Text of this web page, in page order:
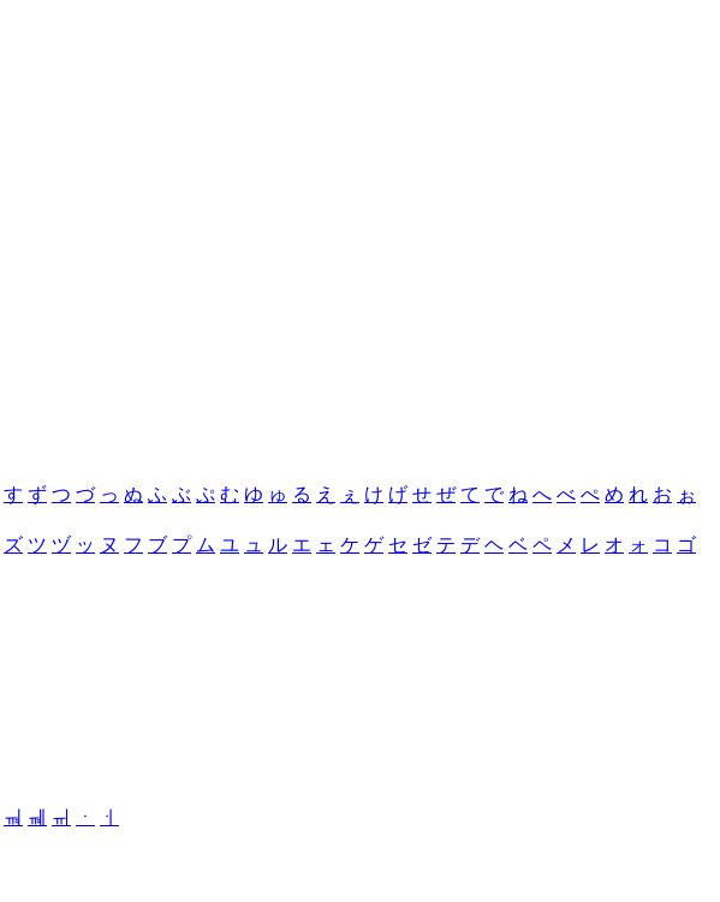
す ず つ づ っ ぬ ふ ぶ ぷ む ゆ ゅ る え ぇ け げ せ ぜ て で ね へ べ ぺ め れ お ぉ
ズ ツ ヅ ッ ヌ フ ブ プ ム ユ ュ ル エ ェ ケ ゲ セ ゼ テ デ ヘ ベ ペ メ レ オ ォ コ ゴ
ㆊ ㆋ ㆌ ㆍ
ㆎ